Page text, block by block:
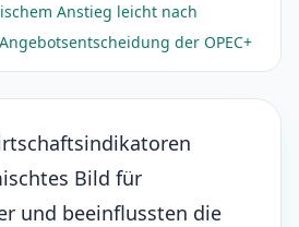
Anstieg leicht nach
der OPEC+
Bild für
und beeinflussten die